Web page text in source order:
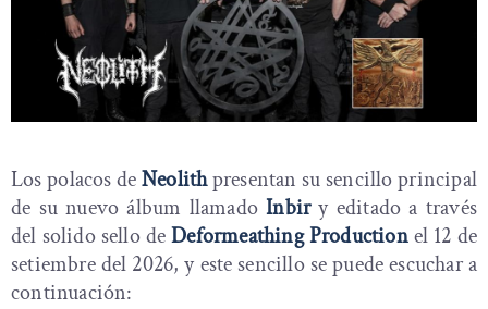
Los polacos deNeolithpresentan su sencillo principal
de su nuevo álbum llamadoInbiry editado a través
del solido sello deDeformeathing Productionel 12 de
setiembre del 2026, y este sencillo se puede escuchar a
continuación: